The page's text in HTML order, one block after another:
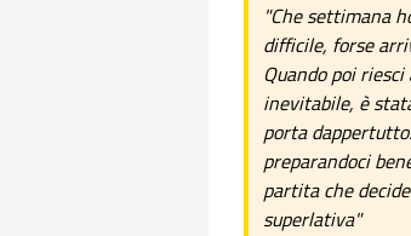
"Che settimana
difficile, forse
Quando poi
inevitabile, è
porta
preparandoci
partita che
superlativa"